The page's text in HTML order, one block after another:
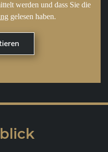
werden und dass Sie die
gelesen haben.